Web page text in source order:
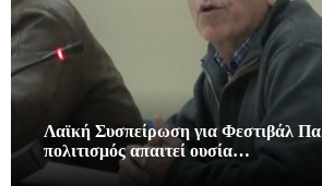
Λαϊκή Συσπείρωση για Φεστιβάλ
πολιτισμός απαιτεί ουσία…